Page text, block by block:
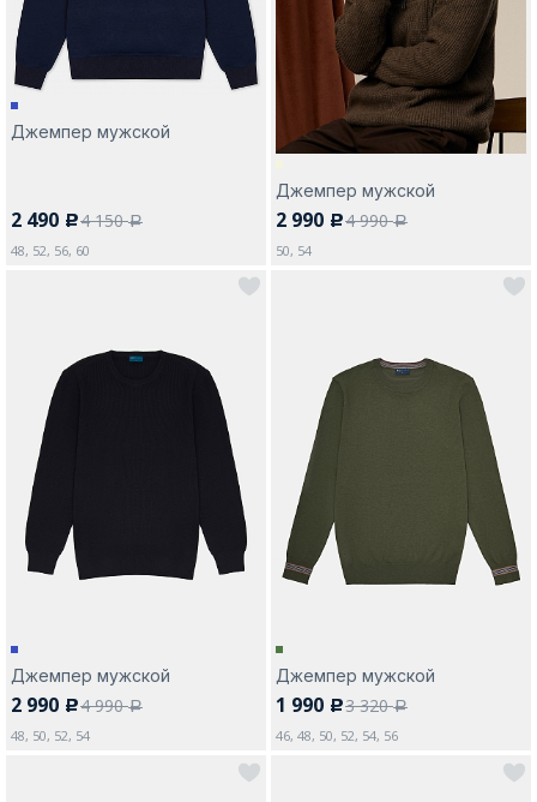
Да, все верно Изменить город
Покупателям
Джемпер мужской
2 490 c4 150a
48, 52, 56, 60
Джемпер мужской
2 990 c4 990a
50, 54
Джемпер мужской
2 990 c4 990a
48, 50, 52, 54
Джемпер мужской
1 990 c3 320a
46, 48, 50, 52, 54, 56